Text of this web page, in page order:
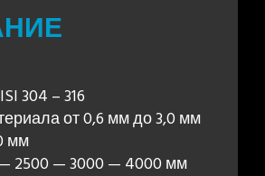
304 – 316
от 0,6 мм до 3,0 мм
мм
2500 — 3000 — 4000 мм